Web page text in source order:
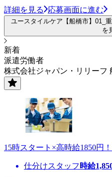
詳細を見る 応募画面に進む
ユースタイルケア【船橋市】01_
を
新着
派遣労働者
株式会社ジャパン・リリーフ
15時スタート×高時給1850円
仕分けスタッフ 時給